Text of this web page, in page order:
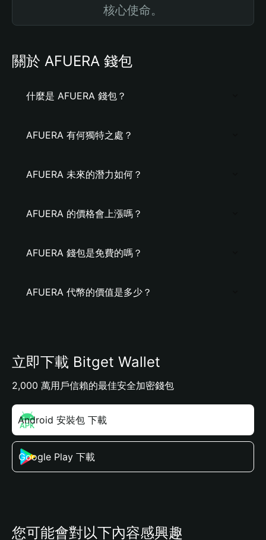
核心使命。
關於 AFUERA 錢包
什麼是 AFUERA 錢包？
AFUERA 有何獨特之處？
AFUERA 未來的潛力如何？
AFUERA 的價格會上漲嗎？
AFUERA 錢包是免費的嗎？
AFUERA 代幣的價值是多少？
立即下載 Bitget Wallet
2,000 萬用戶信賴的最佳安全加密錢包
Android 安裝包 下載
Google Play 下載
您可能會對以下內容感興趣